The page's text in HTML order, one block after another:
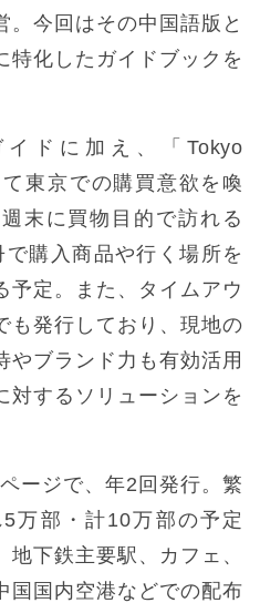
。今回はその中国語版と
特化したガイドブックを
ドに加え、「Tokyo
東京での購買意欲を喚
末に買物目的で訪れる
購入商品や行く場所を
予定。また、タイムアウ
も発行しており、現地の
やブランド力も有効活用
対するソリューションを
ージで、年2回発行。繁
万部・計10万部の予定
下鉄主要駅、カフェ、
国国内空港などでの配布